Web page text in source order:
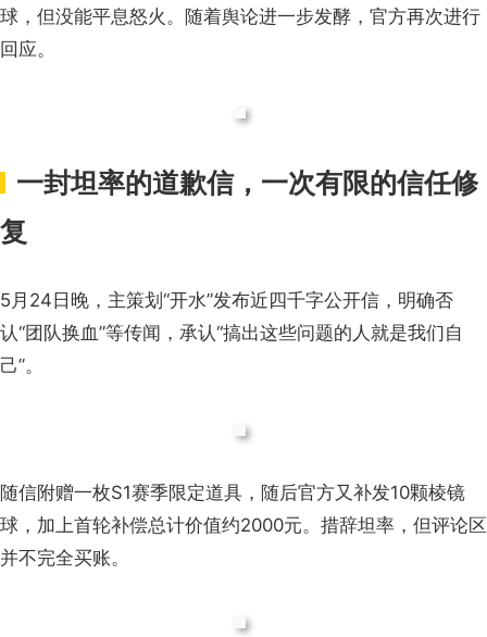
球，但没能平息怒火。 随着舆论进一步发酵，官方再次进行
回应。
一封坦率的道歉信，一次有限的信任修
复
5月24日晚，主策划“开水”发布近四千字公开信，明确否
认“团队换血”等传闻，承认“搞出这些问题的人就是我们自
己”。
随信附赠一枚S1赛季限定道具，随后官方又补发10颗棱镜
球，加上首轮补偿总计价值约2000元。措辞坦率，但评论区
并不完全买账。